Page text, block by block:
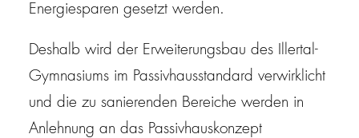
Energiesparen gesetzt werden.
Deshalb wird der Erweiterungsbau des Illertal-
Gymnasiums im Passivhausstandard verwirklicht
und die zu sanierenden Bereiche werden in
Anlehnung an das Passivhauskonzept